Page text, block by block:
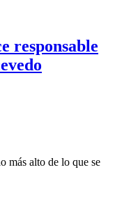
responsable
más alto de lo que se